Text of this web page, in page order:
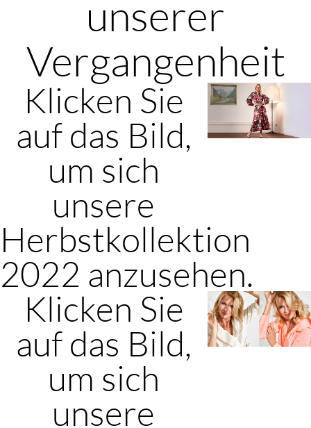
unserer
Vergangenheit
Klicken Sie
auf das Bild,
um sich
unsere
Herbstkollektion
2022 anzusehen.
Klicken Sie
auf das Bild,
um sich
unsere